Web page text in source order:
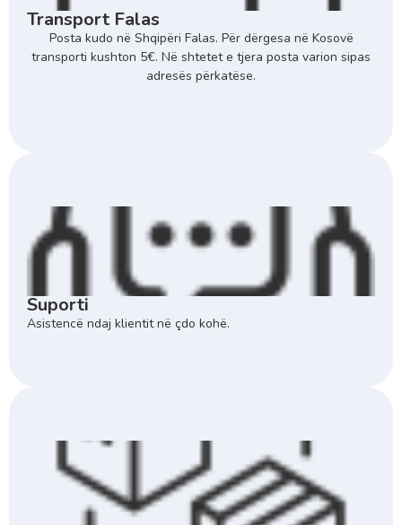
Transport Falas
Posta kudo në Shqipëri Falas. Për dërgesa në Kosovë
transporti kushton 5€. Në shtetet e tjera posta varion sipas
adresës përkatëse.
Suporti
Asistencë ndaj klientit në çdo kohë.